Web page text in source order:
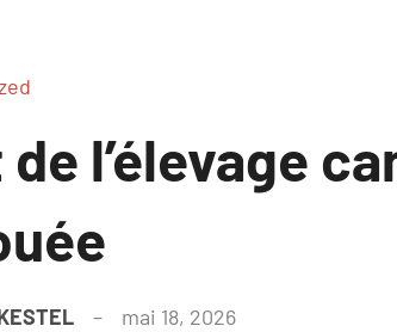
de l’élevage
mai 18, 2026